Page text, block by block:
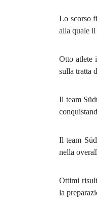
Lo scorso
alla quale
Otto atlete
sulla tratta
Il team
Il team
nella
Ottimi
la